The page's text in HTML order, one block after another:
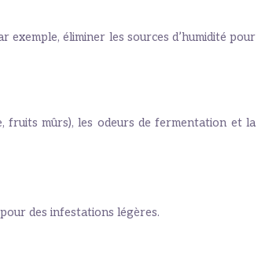
éliminer les sources d’humidité pour
fruits mûrs), les odeurs de fermentation et la
des infestations légères.